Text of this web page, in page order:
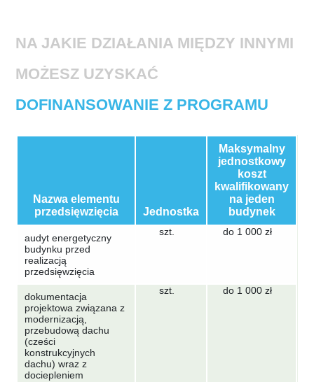
NA JAKIE DZIAŁANIA MIĘDZY INNYMI
MOŻESZ UZYSKAĆ
DOFINANSOWANIE Z PROGRAMU
Nazwa elementu
przedsięwzięcia
Jednostka
Maksymalny
jednostkowy
koszt
kwalifikowany
na jeden
budynek
audyt energetyczny
budynku przed
realizacją
przedsięwzięcia
szt. do 1 000 zł
dokumentacja
projektowa związana z
modernizacją,
przebudową dachu
(cześci
konstrukcyjnych
dachu) wraz z
dociepleniem
szt. do 1 000 zł